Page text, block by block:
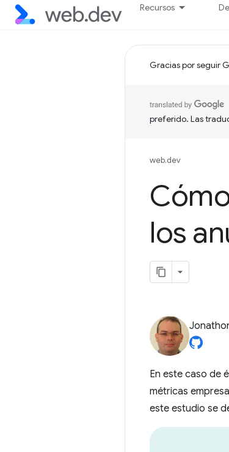
Recursos
Gracias por seguir
preferido. Las
web.dev
los
En este caso de
métricas
este estudio se